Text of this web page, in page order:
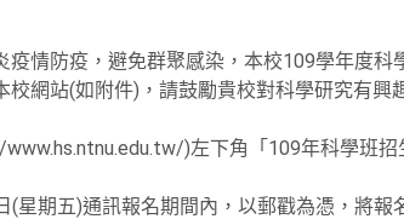
疫情防疫，避免群聚感染，本校109學年度
網站(如附件)，請鼓勵貴校對科學研究有興
)左下角「109年科學班
(星期五)通訊報名期間內，以郵戳為憑，將